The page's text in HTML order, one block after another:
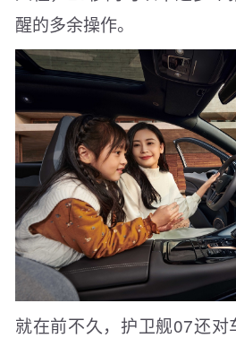
醒的多余操作。
就在前不久，护卫舰07还对